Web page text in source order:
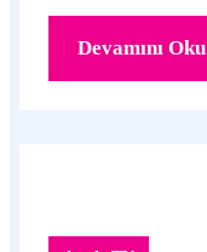
Devamını Oku